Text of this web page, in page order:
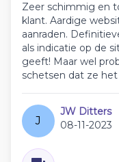
Zeer schimmig en
klant. Aardige
aanraden.
als indicatie op de
geeft! Maar wel
schetsen dat ze
J
JW Ditters
08-11-2023